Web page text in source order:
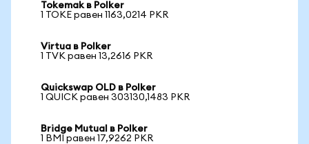
Tokemak в Polker
1 TOKE равен 1163,0214 PKR
Virtua в Polker
1 TVK равен 13,2616 PKR
Quickswap OLD в Polker
1 QUICK равен 303130,1483 PKR
Bridge Mutual в Polker
1 BMI равен 17,9262 PKR